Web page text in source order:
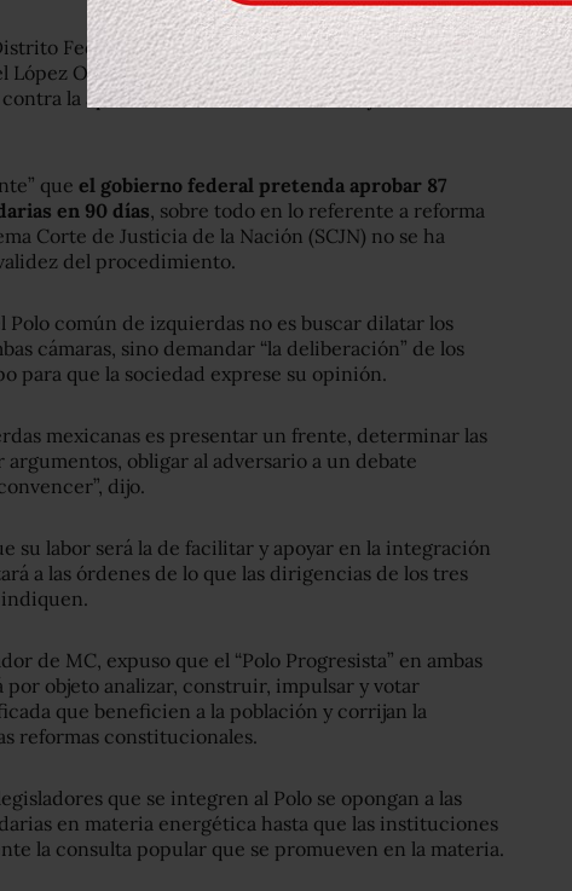
Federal, Marcelo Ebrard Casaubón, expresó que se
López Obrador y Cuauhtémoc Cárdenas para invitarlos
la aprobación “fast track” de las leyes
que el gobierno federal pretenda aprobar 87
en 90 días, sobre todo en lo referente a reforma
Corte de Justicia de la Nación (SCJN) no se ha
del procedimiento.
Polo común de izquierdas no es buscar dilatar los
cámaras, sino demandar “la deliberación” de los
para que la sociedad exprese su opinión.
mexicanas es presentar un frente, determinar las
argumentos, obligar al adversario a un debate
dijo.
su labor será la de facilitar y apoyar en la integración
a las órdenes de lo que las dirigencias de los tres
indiquen.
de MC, expuso que el “Polo Progresista” en ambas
por objeto analizar, construir, impulsar y votar
que beneficien a la población y corrijan la
reformas constitucionales.
que se integren al Polo se opongan a las
en materia energética hasta que las instituciones
la consulta popular que se promueven en la materia.